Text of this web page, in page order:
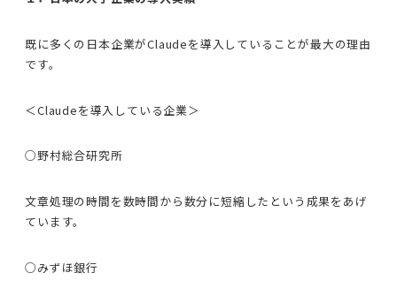
既に多くの日本企業がClaudeを導入していることが最大の理由
です。
＜Claudeを導入している企業＞
○野村総合研究所
文章処理の時間を数時間から数分に短縮したという成果をあげ
ています。
○みずほ銀行